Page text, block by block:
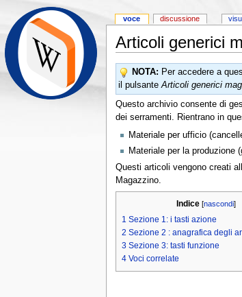
Articoli generici
NOTA: Per accedere a
il pulsanteArticoli generici
Questo archivio consente di
dei serramenti. Rientrano in
Materiale per ufficio
Materiale per la produzione
Questi articoli vengono creati
Magazzino.
Indice [nascondi]
1 Sezione 1: i tasti azione
2 Sezione 2 : anagrafica degli
3 Sezione 3: tasti funzione
4 Voci correlate
voce discussione